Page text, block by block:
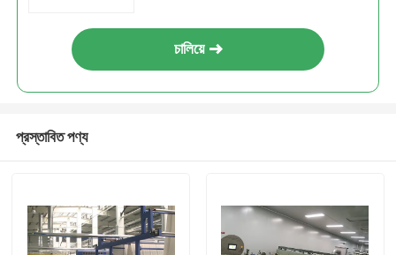
চালিয়ে
প্রস্তাবিত পণ্য